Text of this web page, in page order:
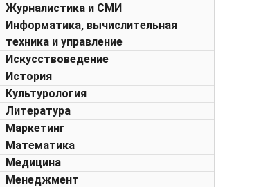
Журналистика и СМИ
Информатика, вычислительная
техника и управление
Искусствоведение
История
Культурология
Литература
Маркетинг
Математика
Медицина
Менеджмент